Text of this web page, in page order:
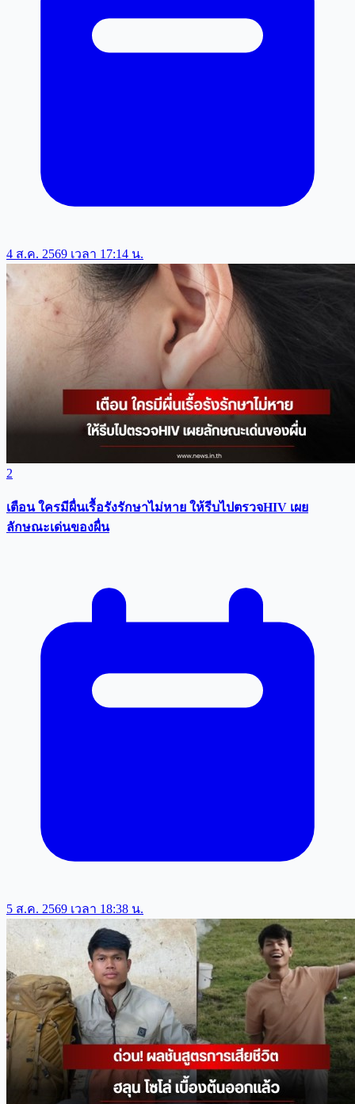
4 ส.ค. 2569 เวลา 17:14 น.
2
เตือน ใครมีผื่นเรื้อรังรักษาไม่หาย ให้รีบไปตรวจHIV เผย
ลักษณะเด่นของผื่น
5 ส.ค. 2569 เวลา 18:38 น.